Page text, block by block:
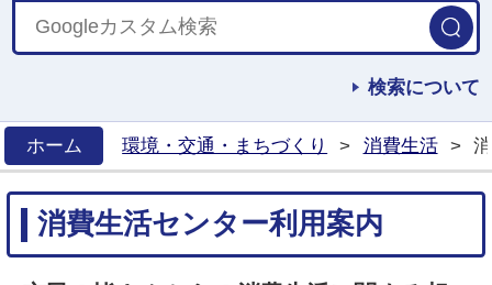
検索について
ホーム
環境・交通・まちづくり > 消費生活 >
消費生活センター利用案内